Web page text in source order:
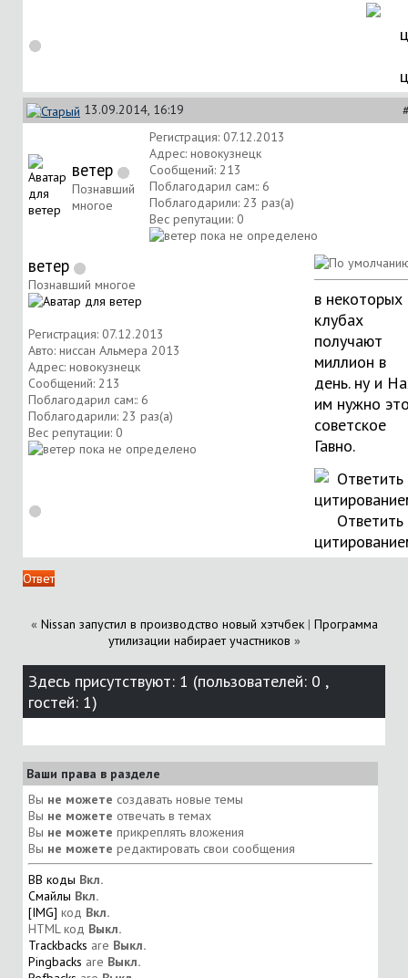
13.09.2014, 16:19
ветер
Познавший
многое
Регистрация: 07.12.2013
Адрес: новокузнецк
Сообщений: 213
Поблагодарил сам:: 6
Поблагодарили: 23 раз(а)
Вес репутации: 0
ветер
Познавший многое
Регистрация: 07.12.2013
Авто: ниссан Альмера 2013
Адрес: новокузнецк
Сообщений: 213
Поблагодарил сам:: 6
Поблагодарили: 23 раз(а)
Вес репутации: 0
в некоторых
клубах
получают
миллион в
день. ну и
им нужно
советское
Гавно.
Ответить
Ответ
« Nissan запустил в производство новый хэтчбек| Программа
утилизации набирает участников »
Здесь присутствуют: 1 (пользователей: 0 ,
гостей: 1)
Ваши права в разделе
Вы не можете создавать новые темы
Вы не можете отвечать в темах
Вы не можете прикреплять вложения
Вы не можете редактировать свои сообщения
BB коды Вкл.
Смайлы Вкл.
[IMG] код Вкл.
HTML код Выкл.
Trackbacks are Выкл.
Pingbacks are Выкл.